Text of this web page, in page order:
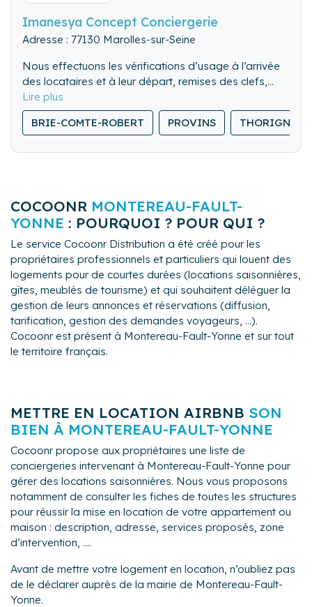
Imanesya Concept Conciergerie
Adresse : 77130 Marolles-sur-Seine
Nous effectuons les vérifications d’usage à l’arrivée
des locataires et à leur départ, remises des clefs,
visite des lieux. Nous pouvons également gérer les
locations de dernière minute.
Nous nettoyons de fond en comble l’ensemble du
logement.
Nous lavons, repassons et rangeons le linge de
BRIE-COMTE-ROBERT PROVINS THORIGNY-
COCOONR MONTEREAU-FAULT-
YONNE : POURQUOI ? POUR QUI ?
Le service Cocoonr Distribution a été créé pour les
propriétaires professionnels et particuliers qui louent des
logements pour de courtes durées (locations saisonnières,
gîtes, meublés de tourisme) et qui souhaitent déléguer la
gestion de leurs annonces et réservations (diffusion,
tarification, gestion des demandes voyageurs, ...).
Cocoonr est présent à Montereau-Fault-Yonne et sur tout
le territoire français.
METTRE EN LOCATION AIRBNB SON
BIEN À MONTEREAU-FAULT-YONNE
Cocoonr propose aux propriétaires une liste de
conciergeries intervenant à Montereau-Fault-Yonne pour
gérer des locations saisonnières. Nous vous proposons
notamment de consulter les fiches de toutes les structures
pour réussir la mise en location de votre appartement ou
maison : description, adresse, services proposés, zone
d’intervention, ....
Avant de mettre votre logement en location, n’oubliez pas
de le déclarer auprès de la mairie de Montereau-Fault-
Yonne.